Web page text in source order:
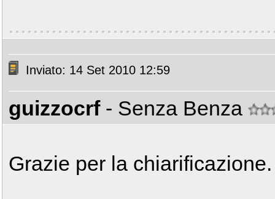
Inviato: 14 Set 2010 12:59
guizzocrf - Senza Benza
Grazie per la chiarificazione.